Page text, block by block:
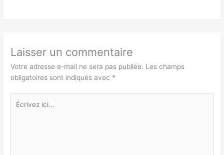
Laisser un commentaire
Votre adresse e-mail ne sera pas publiée. Les champs
obligatoires sont indiqués avec *
Écrivez
ici…